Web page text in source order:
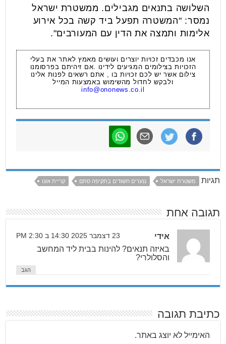
השלושה בתנאים מגבילים. ממשטרת ישראל
נמסר: "המשטרה תפעל ביד קשה בכל אירוע
אלימות ותמצה את הדין עם המעורבים".
אנו מכבדים זכויות יוצרים ועושים מאמץ לאתר את בעלי
הזכויות בצילומים המגיעים לידינו .אם זיהיתם בפרסומנו
צילום אשר יש לכם זכויות בו , אתם רשאים לפנות אלינו
ולבקש לחדול מהשימוש באמצעות המייל
info@ononews.co.il
תגיות משטרת ישראל ננערים חשודים בתקיפה סתם קריית אונו
תגובה אחת
אידי 23 דצמבר 2025 14:30 ב 2:30 PM
באיזה תנאים? להינות בבית ליד המחשב
והסלולרי?
הגב
כתיבת תגובה
האימייל לא יוצג באתר.